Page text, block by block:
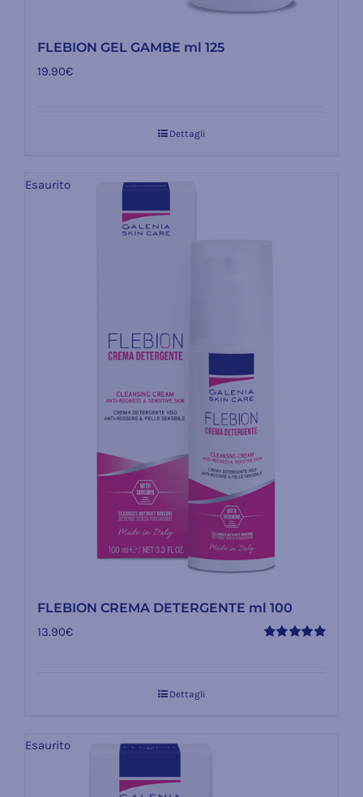
FLEBION GEL GAMBE ml 125
19.90€
Dettagli
Esaurito
FLEBION CREMA DETERGENTE ml 100
13.90€
Dettagli
Esaurito